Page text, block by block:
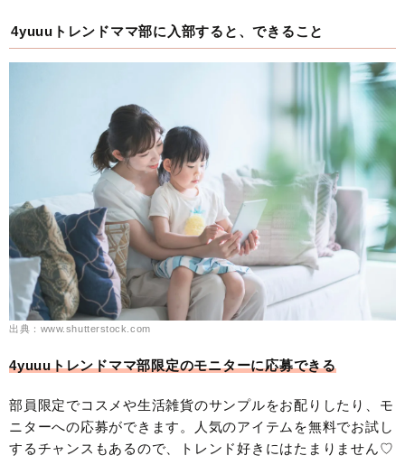
4yuuuトレンドママ部に入部すると、できること
出典：www.shutterstock.com
4yuuuトレンドママ部限定のモニターに応募できる
部員限定でコスメや生活雑貨のサンプルをお配りしたり、モ
ニターへの応募ができます。人気のアイテムを無料でお試し
するチャンスもあるので、トレンド好きにはたまりません♡